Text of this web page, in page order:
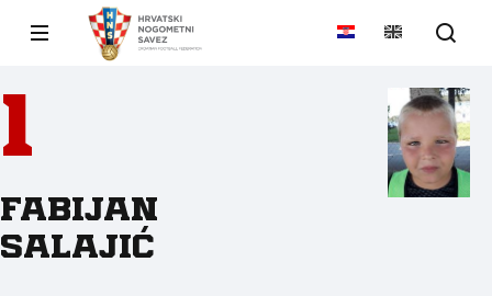
1
Fabijan
Salajić